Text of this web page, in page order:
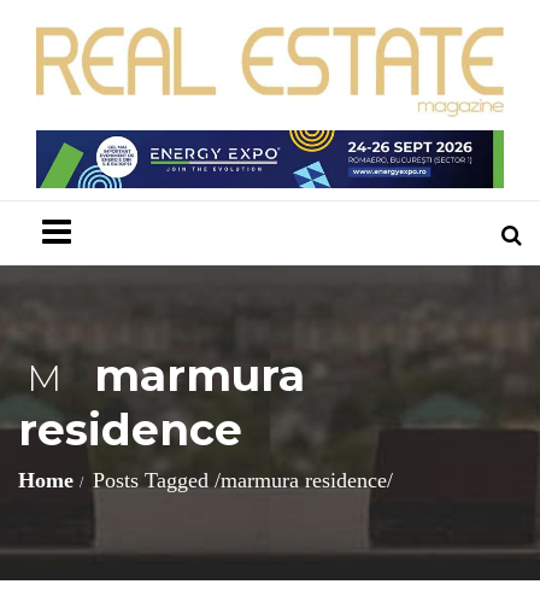
M
marmura
residence
Home Posts Tagged /marmura residence/